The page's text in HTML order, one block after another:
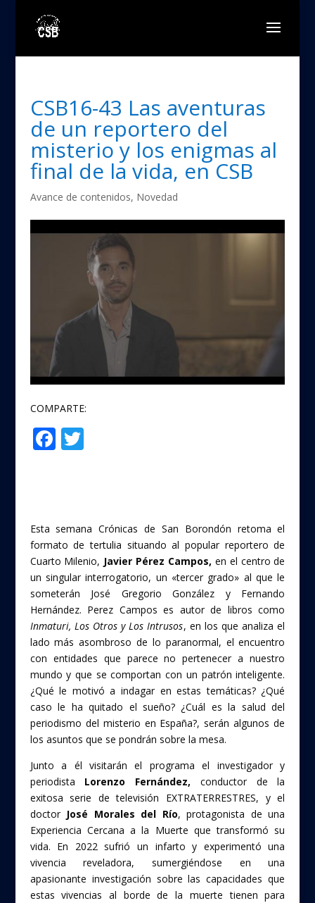
CSB16-43 Las aventuras
de un reportero del
misterio y los enigmas al
final de la vida, en CSB
Avance de contenidos, Novedad
COMPARTE:
F
o
o
k
T
Esta semana Crónicas de San Borondón retoma el
formato de tertulia situando al popular reportero de
Cuarto Milenio, Javier Pérez Campos, en el centro de
un singular interrogatorio, un «tercer grado» al que le
someterán José Gregorio González y Fernando
Hernández. Perez Campos es autor de libros como
Inmaturi, Los Otros y Los Intrusos, en los que analiza el
lado más asombroso de lo paranormal, el encuentro
con entidades que parece no pertenecer a nuestro
mundo y que se comportan con un patrón inteligente.
¿Qué le motivó a indagar en estas temáticas? ¿Qué
caso le ha quitado el sueño? ¿Cuál es la salud del
periodismo del misterio en España?, serán algunos de
los asuntos que se pondrán sobre la mesa.
Junto a él visitarán el programa el investigador y
periodista Lorenzo Fernández, conductor de la
exitosa serie de televisión EXTRATERRESTRES, y el
doctor José Morales del Río, protagonista de una
Experiencia Cercana a la Muerte que transformó su
vida. En 2022 sufrió un infarto y experimentó una
vivencia reveladora, sumergiéndose en una
apasionante investigación sobre las capacidades que
estas vivencias al borde de la muerte tienen para